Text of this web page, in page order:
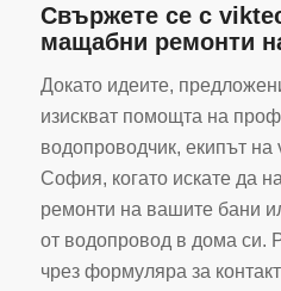
Свържете се с
мащабни ремонти
Докато идеите,
изискват помощта на
водопроводчик, екипът на
София, когато искате да
ремонти на вашите бани
от водопровод в дома си.
чрез формуляра за